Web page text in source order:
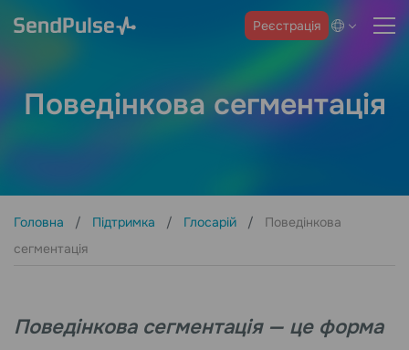
Реєстрація
Поведінкова сегментація
Головна Підтримка Глосарій
Поведінкова
сегментація
Поведінкова сегментація — це форма